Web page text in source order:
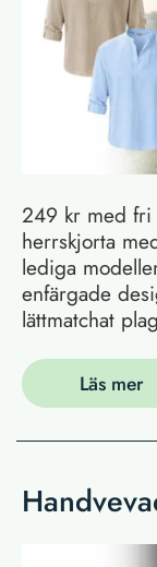
249 kr med
herrskjorta
lediga
enfärgade
lättmatchat
Läs mer